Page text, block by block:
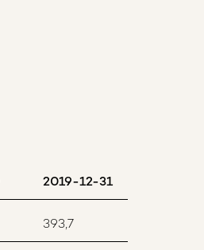
2019-12-31
393,7